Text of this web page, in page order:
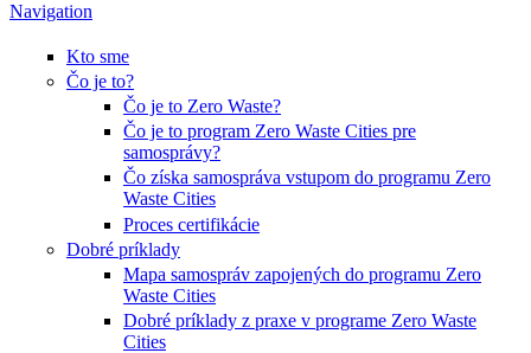
Navigation
Kto sme
Čo je to?
Čo je to Zero Waste?
Čo je to program Zero Waste Cities pre
samosprávy?
Čo získa samospráva vstupom do programu Zero
Waste Cities
Proces certifikácie
Dobré príklady
Mapa samospráv zapojených do programu Zero
Waste Cities
Dobré príklady z praxe v programe Zero Waste
Cities